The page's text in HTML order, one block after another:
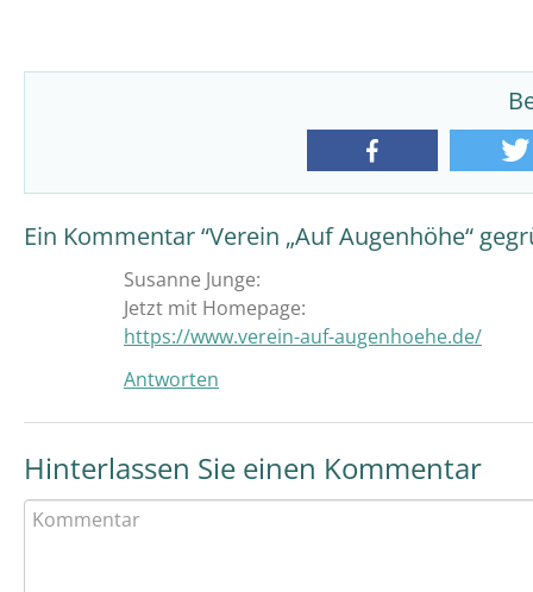
Ein Kommentar “Verein „Auf Augenhöhe“
Susanne Junge:
Jetzt mit Homepage:
https://www.verein-auf-augenhoehe.de/
Antworten
Hinterlassen Sie einen Kommentar